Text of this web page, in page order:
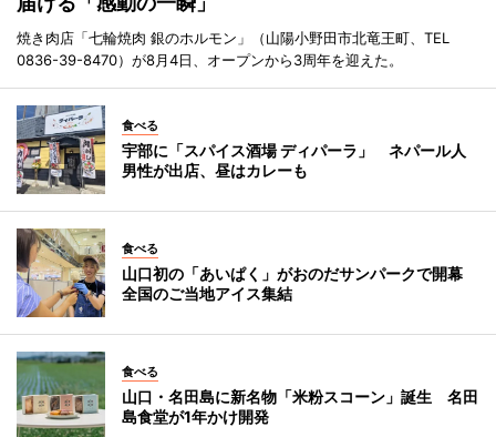
焼き肉店「七輪焼肉 銀のホルモン」（山陽小野田市北竜王町、TEL
0836-39-8470）が8月4日、オープンから3周年を迎えた。
食べる
宇部に「スパイス酒場 ディパーラ」 ネパール人
男性が出店、昼はカレーも
食べる
山口初の「あいぱく」がおのだサンパークで開幕
全国のご当地アイス集結
食べる
山口・名田島に新名物「米粉スコーン」誕生 名田
島食堂が1年かけ開発